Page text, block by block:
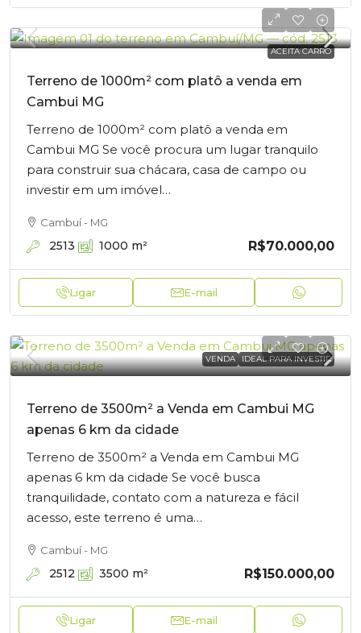
ACEITA CARRO
Terreno de 1000m² com platô a venda em
Cambui MG
Terreno de 1000m² com platô a venda em
Cambui MG Se você procura um lugar tranquilo
para construir sua chácara, casa de campo ou
investir em um imóvel…
Cambuí - MG
2513 1000 m² R$70.000,00
Ligar E-mail
VENDA IDEAL PARA INVESTIR
Terreno de 3500m² a Venda em Cambui MG
apenas 6 km da cidade
Terreno de 3500m² a Venda em Cambui MG
apenas 6 km da cidade Se você busca
tranquilidade, contato com a natureza e fácil
acesso, este terreno é uma…
Cambuí - MG
2512 3500 m² R$150.000,00
Ligar E-mail